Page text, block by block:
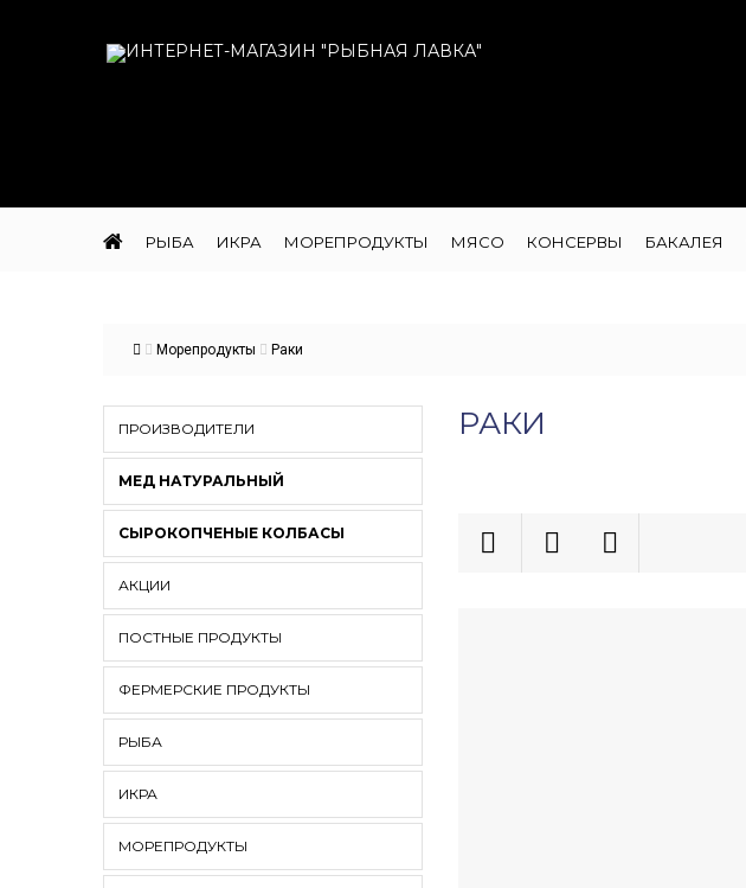
РЫБА ИКРА МОРЕПРОДУКТЫ МЯСО КОНСЕРВЫ БАКАЛЕЯ
Морепродукты Раки
ПРОИЗВОДИТЕЛИ
МЕД НАТУРАЛЬНЫЙ
СЫРОКОПЧЕНЫЕ КОЛБАСЫ
АКЦИИ
ПОСТНЫЕ ПРОДУКТЫ
ФЕРМЕРСКИЕ ПРОДУКТЫ
РЫБА
ИКРА
МОРЕПРОДУКТЫ
РАКИ